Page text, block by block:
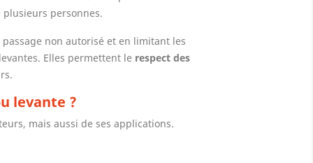
personnes.
non autorisé et en limitant les
Elles permettent le respect des
levante ?
mais aussi de ses applications.